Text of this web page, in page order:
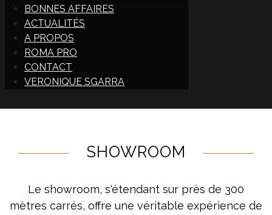
BONNES AFFAIRES
ACTUALITÉS
A PROPOS
ROMA PRO
CONTACT
VERONIQUE SGARRA
SHOWROOM
Le showroom, s'étendant sur près de 300
mètres carrés, offre une véritable expérience de